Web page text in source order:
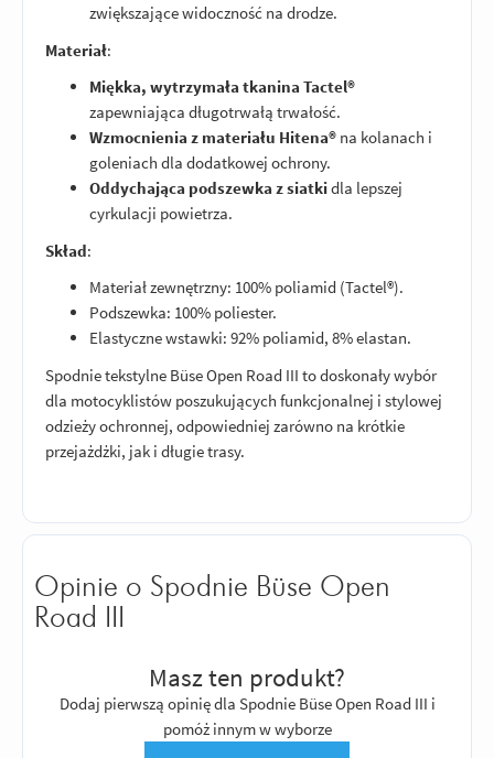
zwiększające widoczność na drodze.
Materiał:
Miękka, wytrzymała tkanina Tactel®
zapewniająca długotrwałą trwałość.
Wzmocnienia z materiału Hitena® na kolanach i
goleniach dla dodatkowej ochrony.
Oddychająca podszewka z siatkidla lepszej
cyrkulacji powietrza.
Skład:
Materiał zewnętrzny: 100% poliamid (Tactel®).
Podszewka: 100% poliester.
Elastyczne wstawki: 92% poliamid, 8% elastan.
Spodnie tekstylne Büse Open Road III to doskonały wybór
dla motocyklistów poszukujących funkcjonalnej i stylowej
odzieży ochronnej, odpowiedniej zarówno na krótkie
przejażdżki, jak i długie trasy.
Opinie o Spodnie Büse Open
Road III
Masz ten produkt?
Dodaj pierwszą opinię dla Spodnie Büse Open Road III i
pomóż innym w wyborze